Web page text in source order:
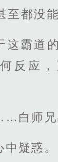
至都没
这霸道
反应
白师兄
疑惑。